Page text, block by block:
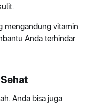
mengandung vitamin
Anda terhindar
Anda bisa juga